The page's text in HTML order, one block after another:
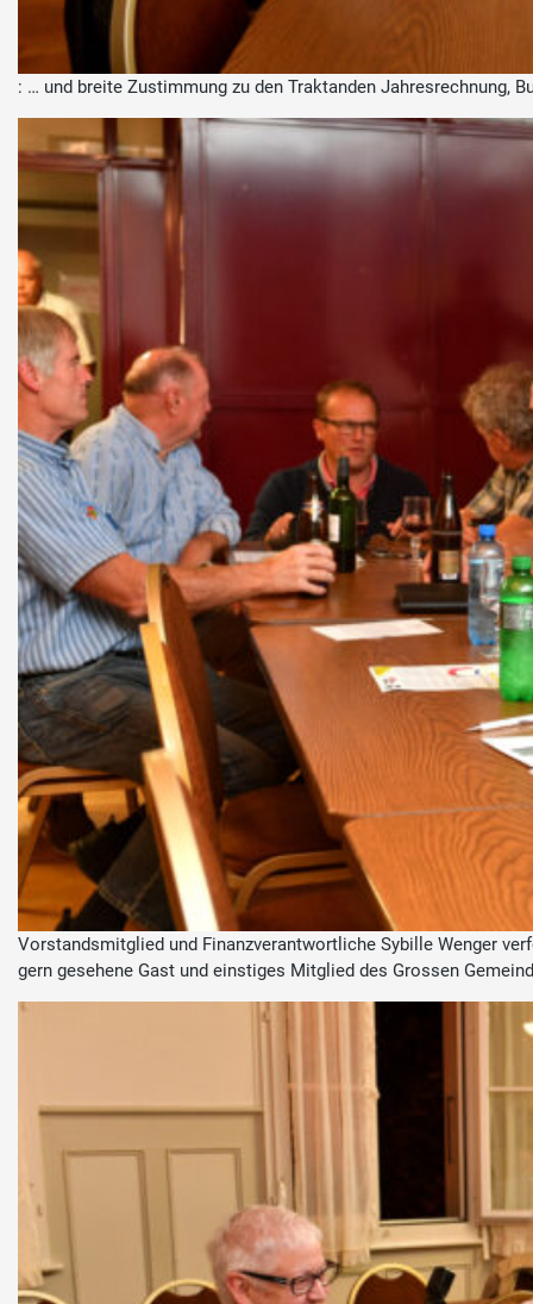
: … und breite Zustimmung zu den Traktanden Jahresrechnung,
Vorstandsmitglied und Finanzverantwortliche Sybille Wenger
gern gesehene Gast und einstiges Mitglied des Grossen